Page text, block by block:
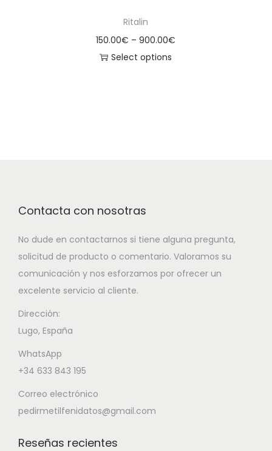
Ritalin
150.00€ – 900.00€
Select options
Contacta con nosotras
No dude en contactarnos si tiene alguna pregunta,
solicitud de producto o comentario. Valoramos su
comunicación y nos esforzamos por ofrecer un
excelente servicio al cliente.
Dirección:
Lugo, España
WhatsApp
+34 633 843 195
Correo electrónico
pedirmetilfenidatos@gmail.com
Reseñas recientes